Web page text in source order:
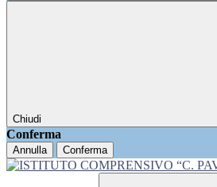
Chiudi
Conferma
Annulla Conferma